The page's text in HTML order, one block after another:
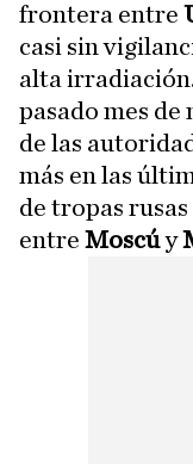
frontera entre
casi sin
alta
pasado mes
de las
más en las
de tropas
entre Moscúy